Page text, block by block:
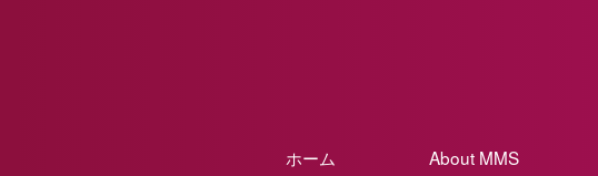
ホーム About MMS